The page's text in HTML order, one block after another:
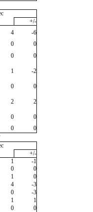
+/-
4
-6
0
0
0
0
1
-2
0
0
2
2
0
0
0
0
+/-
1
-1
0
0
1
0
4
-3
0
-3
1
1
0
0